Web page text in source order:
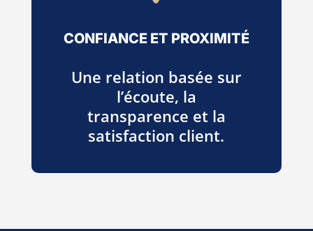
CONFIANCE ET PROXIMITÉ
Une relation basée sur
l’écoute, la
transparence et la
satisfaction client.